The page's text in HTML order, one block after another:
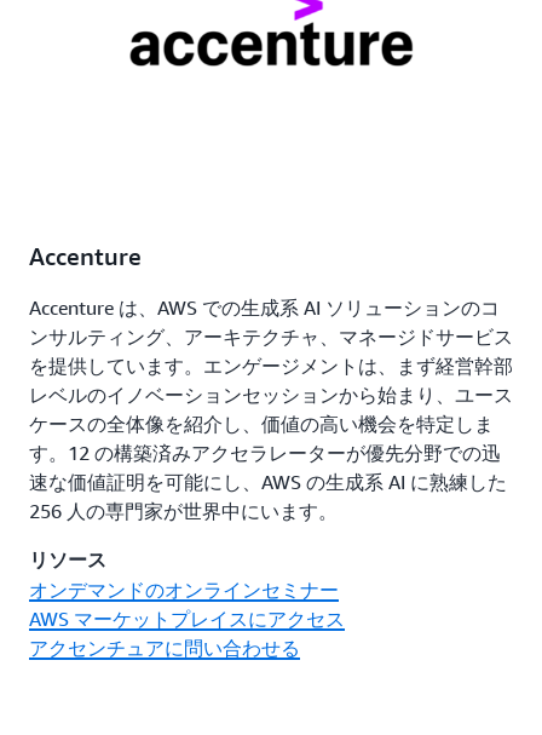
Accenture
Accenture は、AWS での生成系 AI ソリューションのコ
ンサルティング、アーキテクチャ、マネージドサービス
を提供しています。エンゲージメントは、まず経営幹部
レベルのイノベーションセッションから始まり、ユース
ケースの全体像を紹介し、価値の高い機会を特定しま
す。12 の構築済みアクセラレーターが優先分野での迅
速な価値証明を可能にし、AWS の生成系 AI に熟練した
256 人の専門家が世界中にいます。
リソース
オンデマンドのオンラインセミナー
AWS マーケットプレイスにアクセス
アクセンチュアに問い合わせる